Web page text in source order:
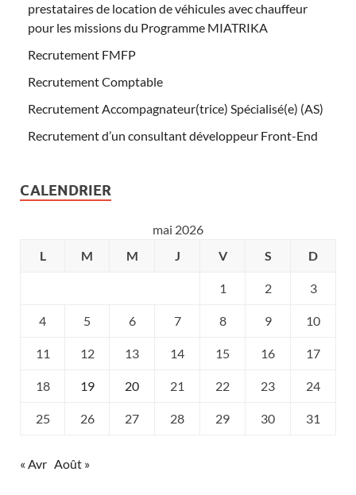
prestataires de location de véhicules avec chauffeur
pour les missions du Programme MIATRIKA
Recrutement FMFP
Recrutement Comptable
Recrutement Accompagnateur(trice) Spécialisé(e) (AS)
Recrutement d’un consultant développeur Front-End
CALENDRIER
mai 2026
L
M M J V S D
1 2 3
4 5 6 7 8 9 10
11 12 13 14 15 16 17
18 19 20 21 22 23 24
25 26 27 28 29 30 31
« Avr Août »